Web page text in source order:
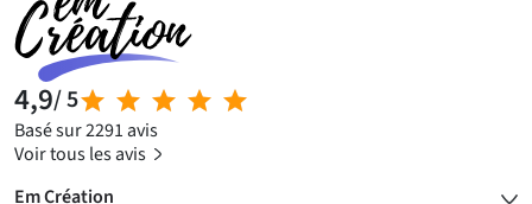
4,9/ 5
Basé sur 2291 avis
Voir tous les avis
Em Création